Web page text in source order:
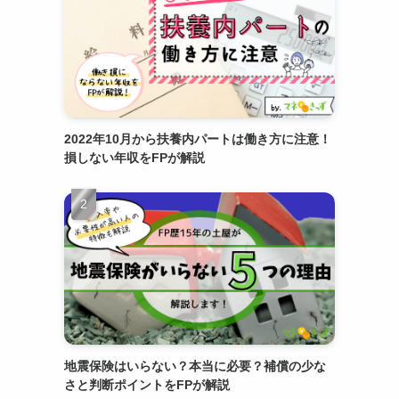
2022年10月から扶養内パートは働き方に注意！
損しない年収をFPが解説
地震保険はいらない？本当に必要？補償の少な
さと判断ポイントをFPが解説